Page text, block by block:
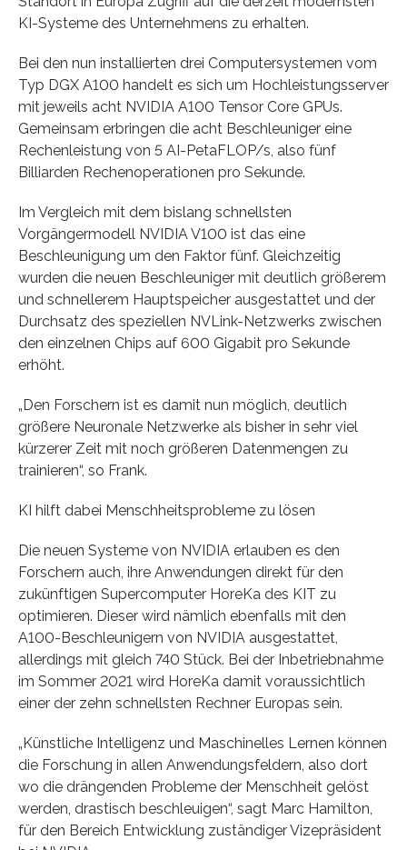
KI-Systeme des Unternehmens zu erhalten.
Bei den nun installierten drei Computersystemen vom
Typ DGX A100 handelt es sich um Hochleistungsserver
mit jeweils acht NVIDIA A100 Tensor Core GPUs.
Gemeinsam erbringen die acht Beschleuniger eine
Rechenleistung von 5 AI-PetaFLOP/s, also fünf
Billiarden Rechenoperationen pro Sekunde.
Im Vergleich mit dem bislang schnellsten
Vorgängermodell NVIDIA V100 ist das eine
Beschleunigung um den Faktor fünf. Gleichzeitig
wurden die neuen Beschleuniger mit deutlich größerem
und schnellerem Hauptspeicher ausgestattet und der
Durchsatz des speziellen NVLink-Netzwerks zwischen
den einzelnen Chips auf 600 Gigabit pro Sekunde
erhöht.
„Den Forschern ist es damit nun möglich, deutlich
größere Neuronale Netzwerke als bisher in sehr viel
kürzerer Zeit mit noch größeren Datenmengen zu
trainieren“, so Frank.
KI hilft dabei Menschheitsprobleme zu lösen
Die neuen Systeme von NVIDIA erlauben es den
Forschern auch, ihre Anwendungen direkt für den
zukünftigen Supercomputer HoreKa des KIT zu
optimieren. Dieser wird nämlich ebenfalls mit den
A100-Beschleunigern von NVIDIA ausgestattet,
allerdings mit gleich 740 Stück. Bei der Inbetriebnahme
im Sommer 2021 wird HoreKa damit voraussichtlich
einer der zehn schnellsten Rechner Europas sein.
„Künstliche Intelligenz und Maschinelles Lernen können
die Forschung in allen Anwendungsfeldern, also dort
wo die drängenden Probleme der Menschheit gelöst
werden, drastisch beschleuigen“, sagt Marc Hamilton,
für den Bereich Entwicklung zuständiger Vizepräsident